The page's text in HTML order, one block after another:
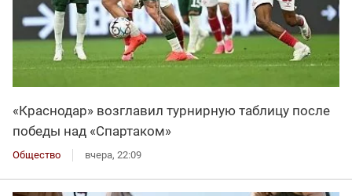
«Краснодар» возглавил турнирную таблицу после
победы над «Спартаком»
Общество вчера, 22:09